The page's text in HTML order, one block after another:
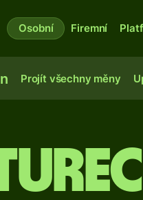
Osobní Firemní
Projít všechny měny